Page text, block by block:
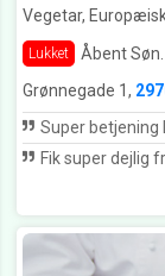
Vegetar,
Lukket Åbent
Grønnegade 1,
Super betjening Lækker mad og vin
Fik super dejlig